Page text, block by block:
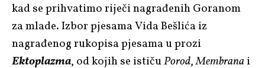
kad se prihvatimo riječi nagrađenih Goranom
za mlade. Izbor pjesama Vida Bešlića iz
nagrađenog rukopisa pjesama u prozi
Ektoplazma, od kojih se ističuPorod,Membranai